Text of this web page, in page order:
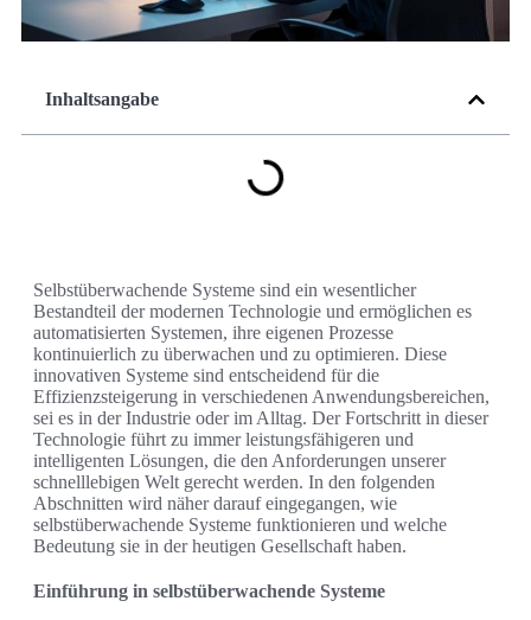
Inhaltsangabe
Selbstüberwachende Systeme sind ein wesentlicher
Bestandteil der modernen Technologie und ermöglichen es
automatisierten Systemen, ihre eigenen Prozesse
kontinuierlich zu überwachen und zu optimieren. Diese
innovativen Systeme sind entscheidend für die
Effizienzsteigerung in verschiedenen Anwendungsbereichen,
sei es in der Industrie oder im Alltag. Der Fortschritt in dieser
Technologie führt zu immer leistungsfähigeren und
intelligenten Lösungen, die den Anforderungen unserer
schnelllebigen Welt gerecht werden. In den folgenden
Abschnitten wird näher darauf eingegangen, wie
selbstüberwachende Systeme funktionieren und welche
Bedeutung sie in der heutigen Gesellschaft haben.
Einführung in selbstüberwachende Systeme